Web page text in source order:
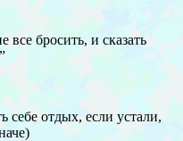
бросить, и сказать
себе отдых, если устали,